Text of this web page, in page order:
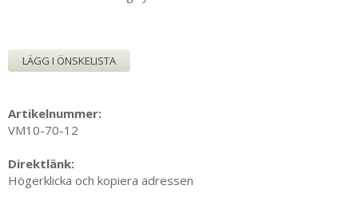
LÄGG I ÖNSKELISTA
Artikelnummer:
VM10-70-12
Direktlänk:
Högerklicka och kopiera adressen